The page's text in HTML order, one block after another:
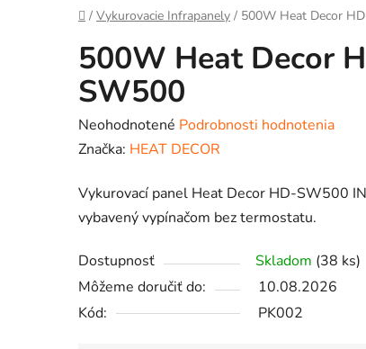
Domov
/ Vykurovacie Infrapanely / 500W Heat Decor
500W Heat Decor
SW500
Priemerné
hodnotenie
je
0,0
5
hviezdičiek.
Neohodnotené Podrobnosti hodnotenia
Značka: HEAT DECOR
Vykurovací panel Heat Decor HD-SW500
vybavený vypínačom bez termostatu.
Dostupnosť Skladom (38 ks)
Môžeme doručiť do:
10.08.2026
Kód:
PK002